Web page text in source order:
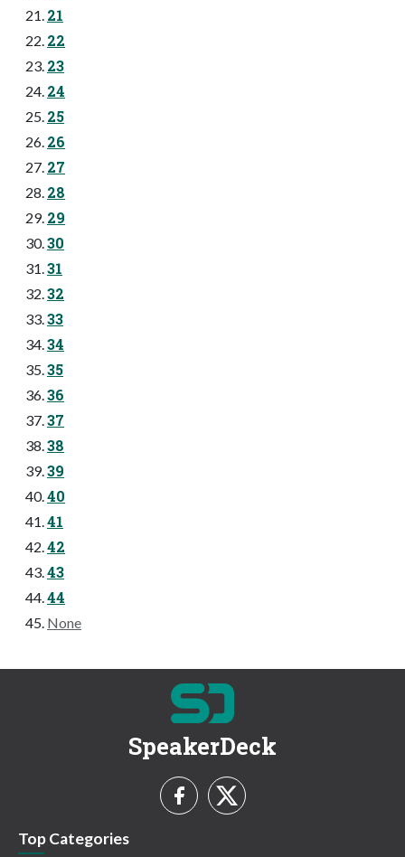
21
22
23
24
25
26
27
28
29
30
31
32
33
34
35
36
37
38
39
40
41
42
43
44
None
SpeakerDeck
Top Categories